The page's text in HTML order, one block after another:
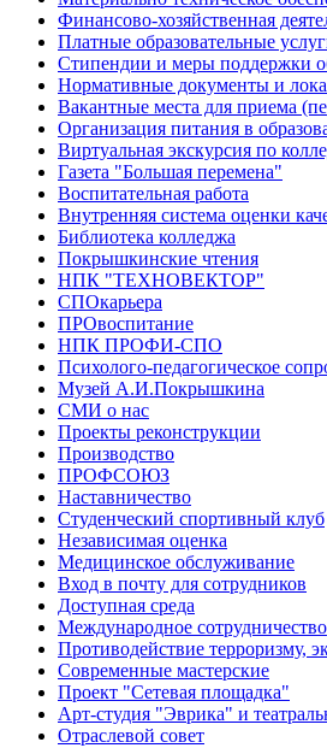
Финансово-хозяйственная
Платные образовательные
Стипендии и меры поддержки
Нормативные документы и
Вакантные места для приема
Организация питания в
Виртуальная экскурсия по
Газета "Большая перемена"
Воспитательная работа
Внутренняя система оценки
Библиотека колледжа
Покрышкинские чтения
НПК "ТЕХНОВЕКТОР"
СПОкарьера
ПРОвоспитание
НПК ПРОФИ-СПО
Психолого-педагогическое
Музей А.И.Покрышкина
СМИ о нас
Проекты реконструкции
Производство
ПРОФСОЮЗ
Наставничество
Студенческий спортивный клуб
Независимая оценка
Медицинское обслуживание
Вход в почту для сотрудников
Доступная среда
Международное сотрудничество
Противодействие терроризму,
Современные мастерские
Проект "Сетевая площадка"
Арт-студия "Эврика" и
Отраслевой совет